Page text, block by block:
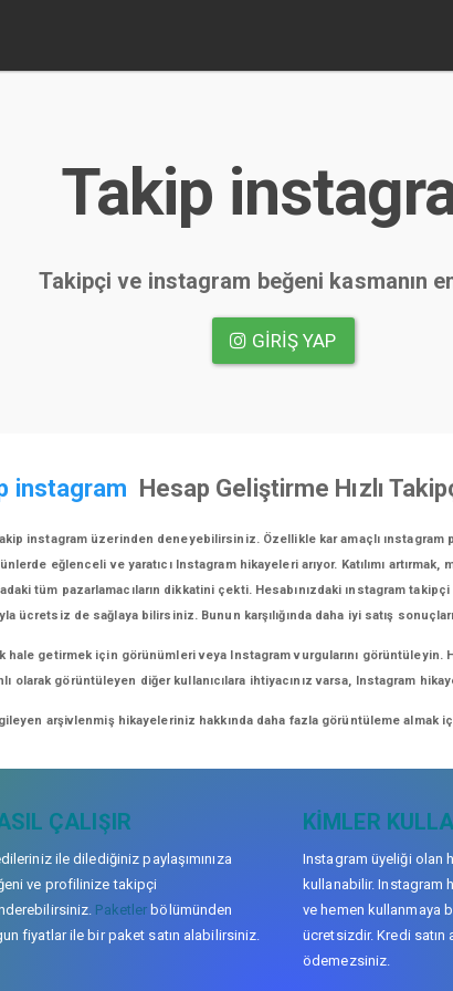
Takip
Takipçi ve instagram beğeni kasmanın
GIRIŞ YAP
instagram Hesap Geliştirme Hızlı
instagram üzerinden deneyebilirsiniz. Özellikle kar amaçlı
eğlenceli ve yaratıcı Instagram hikayeleri arıyor. Katılımı
tüm pazarlamacıların dikkatini çekti. Hesabınızdaki ınstagram
ücretsiz de sağlaya bilirsiniz. Bunun karşılığında daha iyi satış
getirmek için görünümleri veya Instagram vurgularını
olarak görüntüleyen diğer kullanıcılara ihtiyacınız varsa, Instagram
arşivlenmiş hikayeleriniz hakkında daha fazla görüntüleme
ÇALIŞIR
ile dilediğiniz paylaşımınıza
ve profilinize takipçi
Paketler bölümünden
fiyatlar ile bir paket satın alabilirsiniz.
KIMLER
Instagram üyeliği olan
kullanabilir. Instagram
ve hemen kullanmaya
ücretsizdir. Kredi satın
ödemezsiniz.